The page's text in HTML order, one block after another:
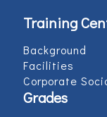
Training
Background
Facilities
Corporate
Grades